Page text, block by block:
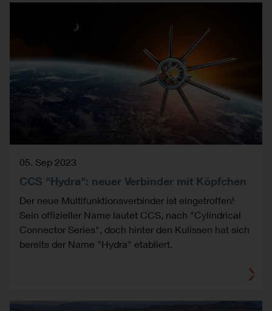
05. Sep 2023
CCS "Hydra": neuer Verbinder mit Köpfchen
Der neue Multifunktionsverbinder ist eingetroffen!
Sein offizieller Name lautet CCS, nach "Cylindrical
Connector Series", doch hinter den Kulissen hat sich
bereits der Name "Hydra" etabliert.